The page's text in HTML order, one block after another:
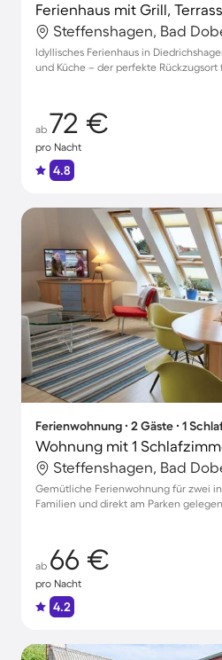
Ferienhaus mit Grill,
Steffenshagen, Bad
Idyllisches Ferienhaus in
und Küche – der perfekte Rückzugsort
ab 72 €
pro Nacht
4.8
Ferienwohnung ∙ 2 Gäste ∙ 1
Wohnung mit 1
Steffenshagen, Bad
Gemütliche Ferienwohnung für zwei
Familien und direkt am Parken gelegen
ab 66 €
pro Nacht
4.2